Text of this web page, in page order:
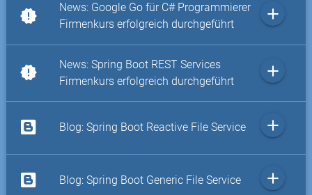
new_releases
News: Google Go für C# Programmierer
Firmenkurs erfolgreich durchgeführt
add
new_releases
News: Spring Boot REST Services
Firmenkurs erfolgreich durchgeführt
add
Blog: Spring Boot Reactive File Service add
Blog: Spring Boot Generic File Service add